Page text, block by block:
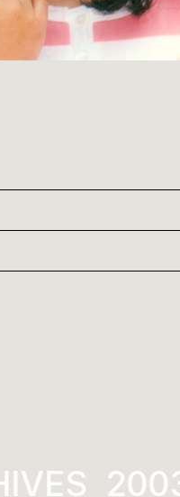
2003